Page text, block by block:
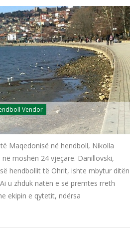
Vendor
Maqedonisë në hendboll, Nikolla
moshën 24 vjeçare. Danillovski,
hendbollit të Ohrit, ishte mbytur ditën
u zhduk natën e së premtes rreth
ekipin e qytetit, ndërsa